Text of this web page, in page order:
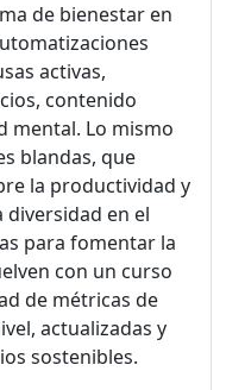
de bienestar en
activas,
contenido
mental. Lo mismo
blandas, que
la productividad y
diversidad en el
para fomentar la
con un curso
de métricas de
actualizadas y
sostenibles.